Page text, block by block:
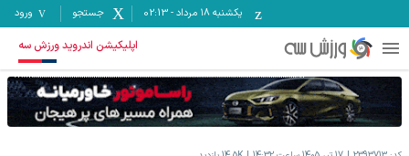
یکشنبه ۱۸ مرداد -
02:13 جستجو ورود
اپلیکیشن اندروید ورزش سه